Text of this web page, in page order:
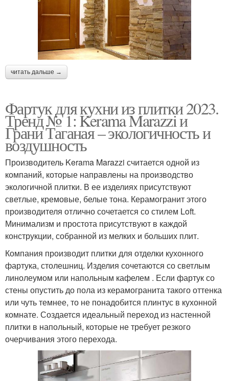
читать дальше →
Фартук для кухни из плитки 2023.
Тренд № 1: Kerama Marazzi и
Грани Таганая – экологичность и
воздушность
Производитель Kerama Marazzi считается одной из
компаний, которые направлены на производство
экологичной плитки. В ее изделиях присутствуют
светлые, кремовые, белые тона. Керамогранит этого
производителя отлично сочетается со стилем Loft.
Минимализм и простота присутствуют в каждой
конструкции, собранной из мелких и больших плит.
Компания производит плитки для отделки кухонного
фартука, столешниц. Изделия сочетаются со светлым
линолеумом или напольным кафелем . Если фартук со
стены опустить до пола из керамогранита такого оттенка
или чуть темнее, то не понадобится плинтус в кухонной
комнате. Создается идеальный переход из настенной
плитки в напольный, которые не требует резкого
очерчивания этого перехода.